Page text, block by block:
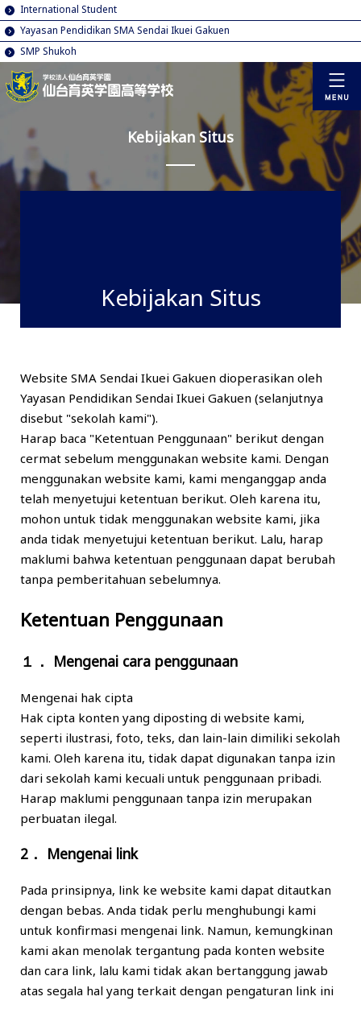
International Student
Yayasan Pendidikan SMA Sendai Ikuei Gakuen
SMP Shukoh
Kebijakan Situs
Kebijakan Situs
Website SMA Sendai Ikuei Gakuen dioperasikan oleh
Yayasan Pendidikan Sendai Ikuei Gakuen (selanjutnya
disebut "sekolah kami").
Harap baca "Ketentuan Penggunaan" berikut dengan
cermat sebelum menggunakan website kami. Dengan
menggunakan website kami, kami menganggap anda
telah menyetujui ketentuan berikut. Oleh karena itu,
mohon untuk tidak menggunakan website kami, jika
anda tidak menyetujui ketentuan berikut. Lalu, harap
maklumi bahwa ketentuan penggunaan dapat berubah
tanpa pemberitahuan sebelumnya.
Ketentuan Penggunaan
１． Mengenai cara penggunaan
Mengenai hak cipta
Hak cipta konten yang diposting di website kami,
seperti ilustrasi, foto, teks, dan lain-lain dimiliki sekolah
kami. Oleh karena itu, tidak dapat digunakan tanpa izin
dari sekolah kami kecuali untuk penggunaan pribadi.
Harap maklumi penggunaan tanpa izin merupakan
perbuatan ilegal.
2． Mengenai link
Pada prinsipnya, link ke website kami dapat ditautkan
dengan bebas. Anda tidak perlu menghubungi kami
untuk konfirmasi mengenai link. Namun, kemungkinan
kami akan menolak tergantung pada konten website
dan cara link, lalu kami tidak akan bertanggung jawab
atas segala hal yang terkait dengan pengaturan link ini